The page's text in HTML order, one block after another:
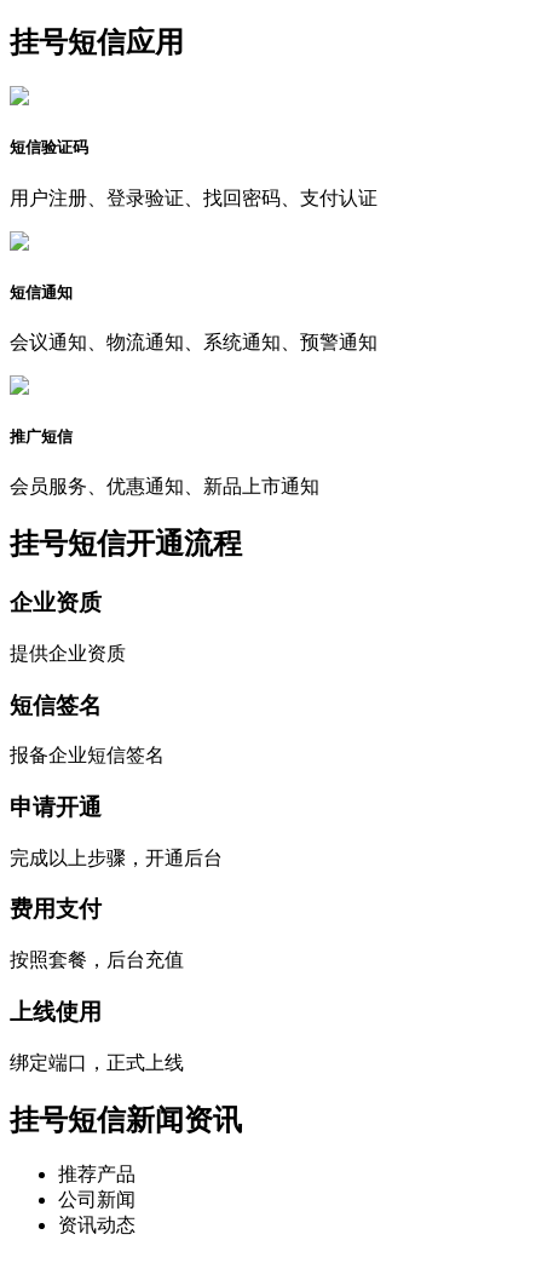
挂号短信应用
短信验证码
用户注册、登录验证、找回密码、支付认证
短信通知
会议通知、物流通知、系统通知、预警通知
推广短信
会员服务、优惠通知、新品上市通知
挂号短信开通流程
企业资质
提供企业资质
短信签名
报备企业短信签名
申请开通
完成以上步骤，开通后台
费用支付
按照套餐，后台充值
上线使用
绑定端口，正式上线
挂号短信新闻资讯
推荐产品
公司新闻
资讯动态